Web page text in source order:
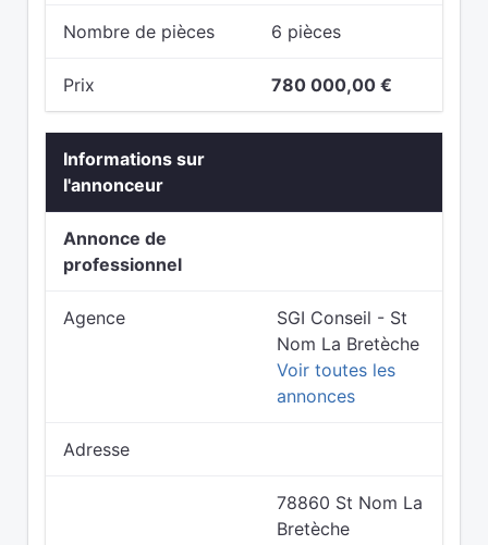
Nombre de pièces 6 pièces
Prix 780 000,00 €
Informations sur
l'annonceur
Annonce de
professionnel
Agence
SGI Conseil - St
Nom La Bretèche
Voir toutes les
annonces
Adresse
78860 St Nom La
Bretèche